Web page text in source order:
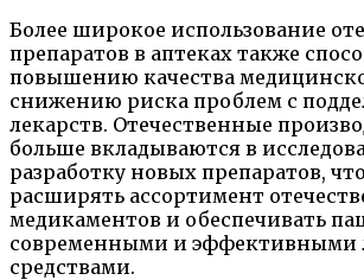
Более широкое использование
препаратов в аптеках также
повышению качества
снижению риска проблем с
лекарств. Отечественные
больше вкладываются в
разработку новых препаратов,
расширять ассортимент
медикаментов и обеспечивать
современными и эффективными
средствами.